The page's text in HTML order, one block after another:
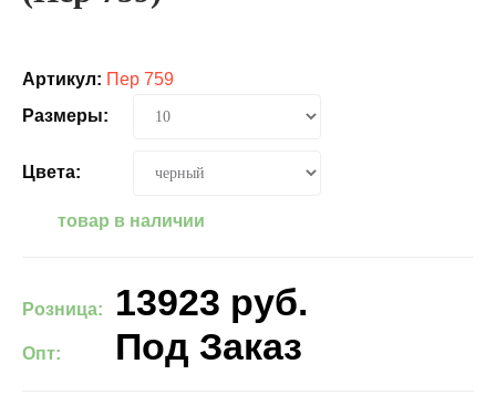
Артикул: Пер 759
Размеры:
Цвета:
товар в наличии
Розница: 13923 руб.
Опт: Под Заказ